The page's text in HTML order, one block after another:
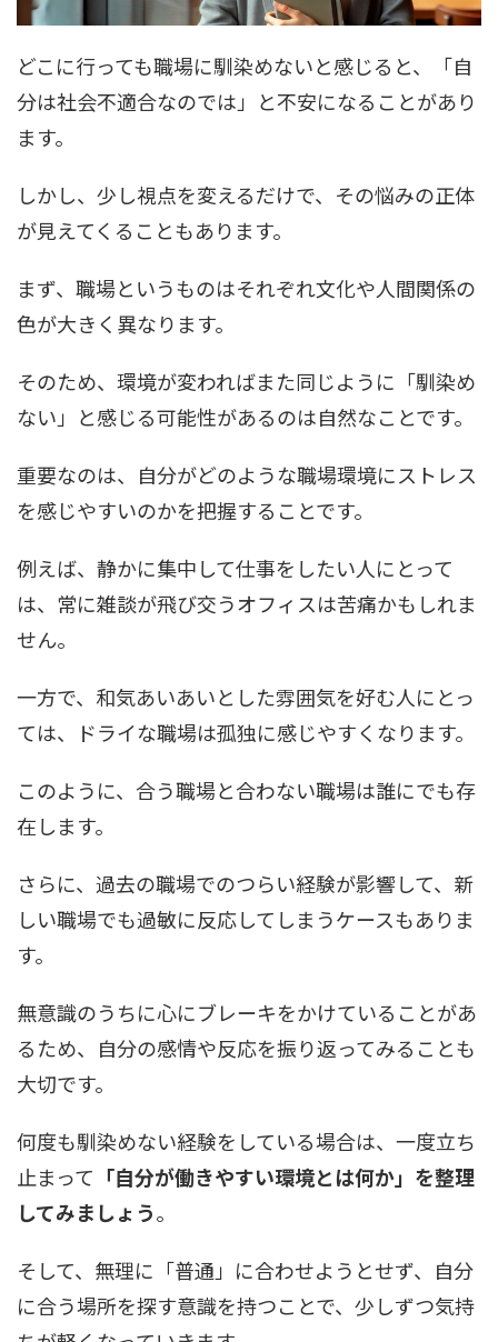
どこに行っても職場に馴染めないと感じると、「自
分は社会不適合なのでは」と不安になることがあり
ます。
しかし、少し視点を変えるだけで、その悩みの正体
が見えてくることもあります。
まず、職場というものはそれぞれ文化や人間関係の
色が大きく異なります。
そのため、環境が変わればまた同じように「馴染め
ない」と感じる可能性があるのは自然なことです。
重要なのは、自分がどのような職場環境にストレス
を感じやすいのかを把握することです。
例えば、静かに集中して仕事をしたい人にとって
は、常に雑談が飛び交うオフィスは苦痛かもしれま
せん。
一方で、和気あいあいとした雰囲気を好む人にとっ
ては、ドライな職場は孤独に感じやすくなります。
このように、合う職場と合わない職場は誰にでも存
在します。
さらに、過去の職場でのつらい経験が影響して、新
しい職場でも過敏に反応してしまうケースもありま
す。
無意識のうちに心にブレーキをかけていることがあ
るため、自分の感情や反応を振り返ってみることも
大切です。
何度も馴染めない経験をしている場合は、一度立ち
止まって 「自分が働きやすい環境とは何か」を整理
してみましょう。
そして、無理に「普通」に合わせようとせず、自分
に合う場所を探す意識を持つことで、少しずつ気持